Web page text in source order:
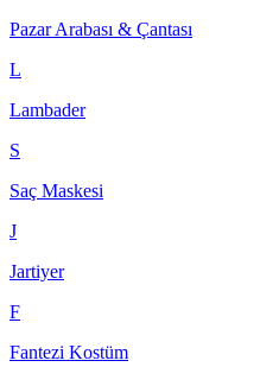
Pazar Arabası & Çantası
L
Lambader
S
Saç Maskesi
J
Jartiyer
F
Fantezi Kostüm